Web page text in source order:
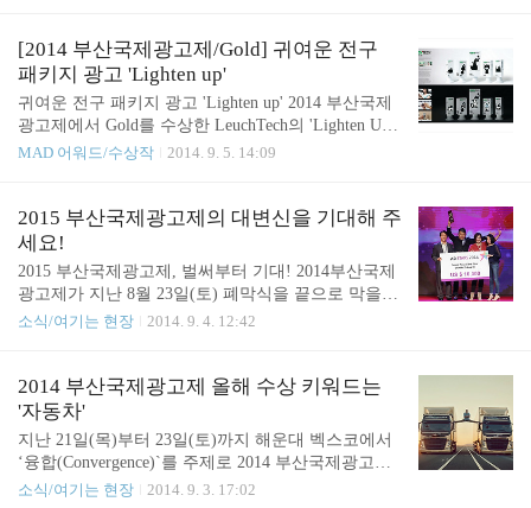
및 현업에서 실제 도움이 되는 컨설팅을 받을 수 있
는 기회를 제공해 광고인을 꿈꾸는 이들에게 취업 경
쟁력을 높여주는 취업 역량 강화 프로그램입니다. 올
하반..
이렇게 나뒹굴고 불필요하게 낭비되는 생수병에 아
이디어를 불어넣었습니다.바로 손톱으로도 잘 긁어
지는 복권의 스크래치를 물병에 붙였답니다~ 근데
이것 하나로 아무렇게나 나뒹굴고, 다 마시지도 않고
버렸던 물병의 의미가 달라질까요? 생수회사 Aershan
은 'SIGNATURE BOTTLE' 캠페인을 통해 이 작은 스
래치 라벨에 손가락으로 글씨도 새기고, 그림도 그리
고, 메시지를 적어 다른 사..
[2014 부산국제광고제/Gold] 귀여운 전구
패키지 광고 'Lighten up'
귀여운 전구 패키지 광고 'Lighten up' 2014 부산국제
광고제에서 Gold를 수상한 LeuchTech의 'Lighten U
p'입니다. 새로산 전구가 제대로 작동하는지 알고 싶
확인하려면 전구 포장을 벗겨서, 소켓에 끼워봐야하
지만LEUCHTECH의 패키지는 그럴 필요가 없습니
다.포장된 상태로도 전구가 잘 작동하는지, 밝기는
어떤지 확인이 가능하기 때문이죠. 그냥 상자안에 들
어있는 물건이 투명하게 보인다면 재미가 없으니Lig
hten Up! 이라는 메시지와 걸맞게귀여운 그림속에 전
니다. 마치 X-Ray 처럼요~ 어떤 구조인지 알려드릴
게요. 층이 나뉘어 다이..
MAD 어워드/수상작 2014. 9. 5. 14:09
2015 부산국제광고제의 대변신을 기대해 주
세요!
2015 부산국제광고제, 벌써부터 기대! 2014부산국제
광고제가 지난 8월 23일(토) 폐막식을 끝으로 막을
내렸습니다.8월 21일부터 3일간 부산 벡스코에서 치
2개국에서 1만2591편의 작품을 출품해 아시아 광고
제 중 최대 규모의 광고제로 손꼽히고 있습니다~하
지만 내년, 2015 부산국제광고제는 올해보다 더 화려
하고, 크며, 어마어마 할 것으로 기대하고 있답니다^
^ 2015 부산국제광고제부터는 모바일, SNS 등 디지
털 플랫폼을 중심으로 콘텐츠를 공유하는 참여형 캠
소식/여기는 현장 2014. 9. 4. 12:42
2014 부산국제광고제 올해 수상 키워드는
'자동차'
지난 21일(목)부터 23일(토)까지 해운대 벡스코에서
‘융합(Convergence)`를 주제로 2014 부산국제광고제
가 치러졌는데요부산국제광고제는 국내 유일의 광고
소식/여기는 현장 2014. 9. 3. 17:02